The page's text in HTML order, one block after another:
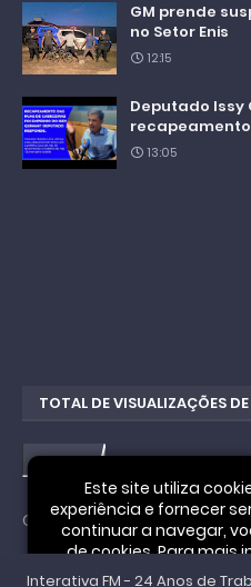
GM prende
no Setor Enis
12:15
Deputado Issy
13:05
TOTAL DE VISUALIZAÇÕES
Cookie Notice
Este site utiliza
experiência e fornecer
continuar a navegar,
de cookies. Para mais
Interativa FM - 24 Anos de